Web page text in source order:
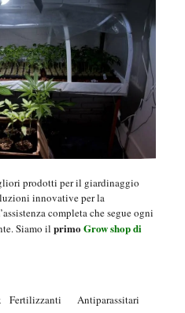
prodotti per il giardinaggio
innovative per la
completa che segue ogni
Siamo il primo Grow shop di
Fertilizzanti Antiparassitari